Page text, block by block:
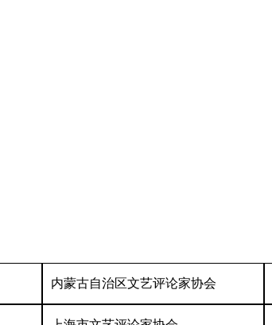
内蒙古自治区文艺评论家协会